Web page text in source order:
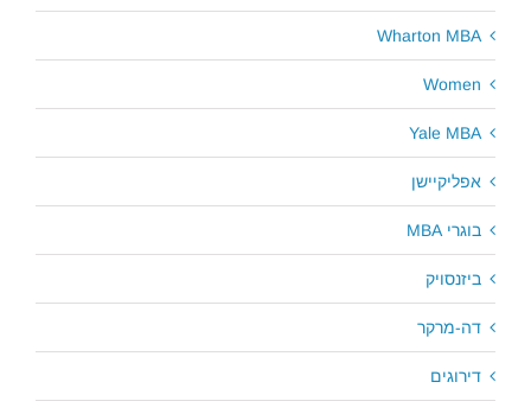
Wharton MBA
Women
Yale MBA
אפליקיישן
בוגרי MBA
ביזנסויק
דה-מרקר
דירוגים